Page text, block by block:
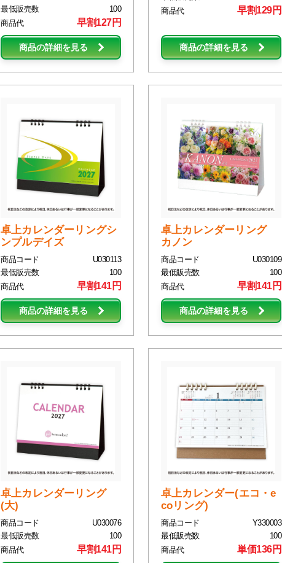
最低販売数
100
商品代
早割127円
商品の詳細を見る
商品代
早割129円
商品の詳細を見る
卓上カレンダーリングシ
ンプルデイズ
商品コード
U030113
最低販売数
100
商品代
早割141円
商品の詳細を見る
卓上カレンダーリング
カノン
商品コード
U030109
最低販売数
100
商品代
早割141円
商品の詳細を見る
卓上カレンダーリング
(大)
商品コード
U030076
最低販売数
100
商品代
早割141円
卓上カレンダー(エコ・e
coリング)
商品コード
Y330003
最低販売数
100
商品代
単価136円